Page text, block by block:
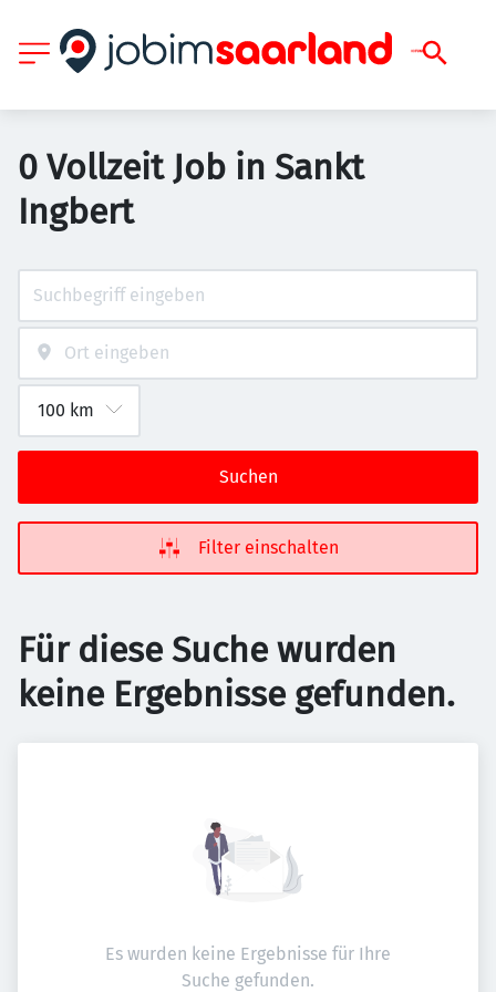
0 Vollzeit Job in Sankt
Ingbert
Suchen
Filter einschalten
Für diese Suche wurden
keine Ergebnisse gefunden.
Es wurden keine Ergebnisse für Ihre
Suche gefunden.